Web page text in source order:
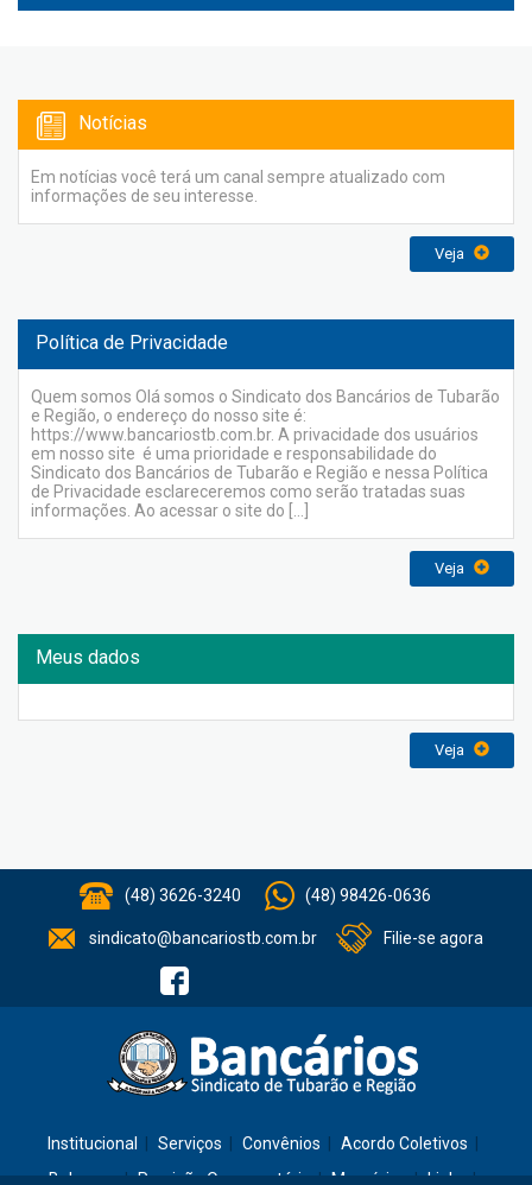
Notícias
Em notícias você terá um canal sempre atualizado com
informações de seu interesse.
Veja
Política de Privacidade
Quem somos Olá somos o Sindicato dos Bancários de Tubarão
e Região, o endereço do nosso site é:
https://www.bancariostb.com.br. A privacidade dos usuários
em nosso site é uma prioridade e responsabilidade do
Sindicato dos Bancários de Tubarão e Região e nessa Política
de Privacidade esclareceremos como serão tratadas suas
informações. Ao acessar o site do […]
Veja
Meus dados
Veja
(48) 3626-3240 (48) 98426-0636
sindicato@bancariostb.com.br Filie-se agora
Institucional Serviços Convênios
Acordo Coletivos
Balanços
Previsão Orçamentária Memórias Links